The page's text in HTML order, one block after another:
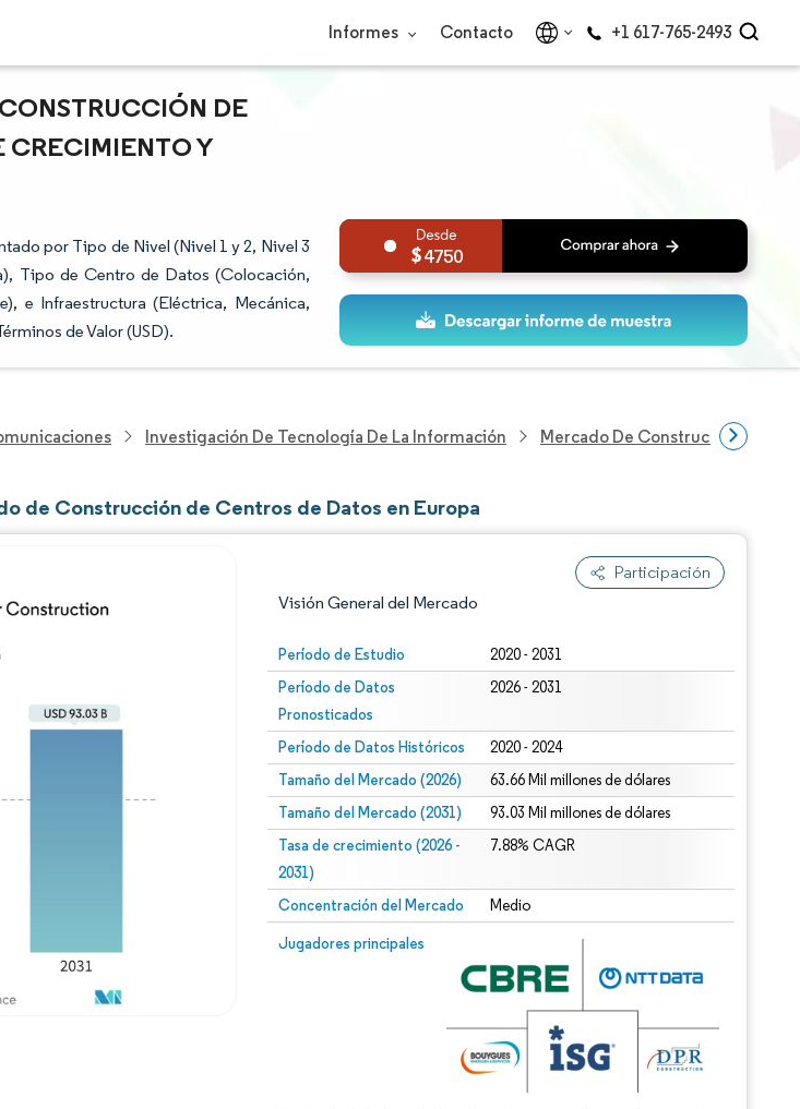
Informes Contacto +1 617-765-2493
DE
CRECIMIENTO Y
por Tipo de Nivel (Nivel 1 y 2, Nivel 3
Tipo de Centro de Datos (Colocación,
e Infraestructura (Eléctrica, Mecánica,
de Valor (USD).
4750
Investigación De Tecnología De La Información Mercado De Construcción De
de Construcción de Centros de Datos en Europa
Participación
Visión General del Mercado
Período de Estudio 2020 - 2031
Período de Datos
Pronosticados
2026 - 2031
Período de Datos Históricos 2020 - 2024
Tamaño del Mercado (2026) 63.66 Mil millones de dólares
Tamaño del Mercado (2031) 93.03 Mil millones de dólares
Tasa de crecimiento (2026 -
2031)
7.88% CAGR
Concentración del Mercado Medio
Jugadores principales
Imagen © Mordor Intelligence. El uso requiere atribución según CC BY 4.0.
Imagen © Mordor Intelligence. El uso requiere atribución según CC BY 4.0.